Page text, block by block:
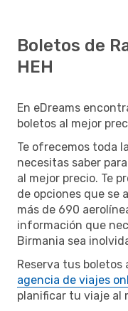
Boletos de
HEH
En eDreams
boletos al mejor
Te ofrecemos toda
necesitas saber
al mejor precio. Te
de opciones que se
más de 690
información que
Birmania sea
Reserva tus boletos
agencia de viajes
planificar tu viaje al